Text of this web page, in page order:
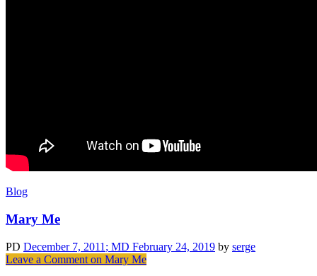
Blog
Mary Me
PD December 7, 2011 ; MD February 24, 2019 by serge
Leave a Comment on Mary Me